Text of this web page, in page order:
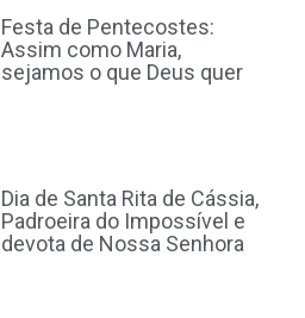
Festa de Pentecostes:
Assim como Maria,
sejamos o que Deus quer
Dia de Santa Rita de Cássia,
Padroeira do Impossível e
devota de Nossa Senhora